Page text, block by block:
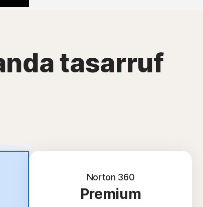
tasarruf
Norton 360
Premium